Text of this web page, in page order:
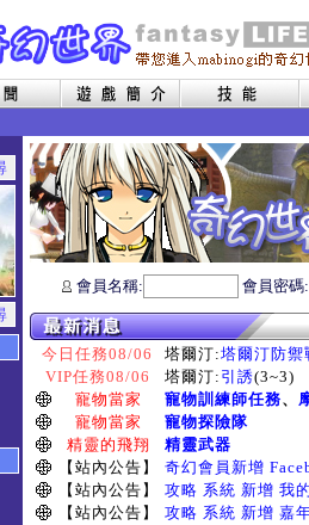
會員名稱: 會員密
今日任務08/06 塔爾汀:塔爾汀防禦
VIP任務08/06
塔爾汀: 引誘(3~3)
寵物當家
寵物訓練師任務、
寵物當家
寵物探險隊
精靈的飛翔
精靈武器
【站內公告】
奇幻會員新增
【站內公告】
攻略 系統 新增 我
【站內公告】
攻略 系統 新增 嘉